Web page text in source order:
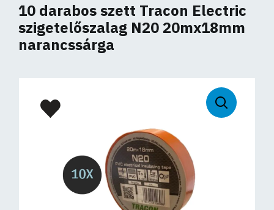
10 darabos szett Tracon Electric
szigetelőszalag N20 20mx18mm
narancssárga